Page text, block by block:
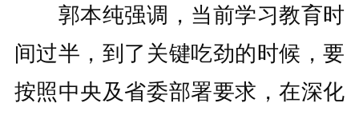
郭本纯强调，当前学习教育时
间过半，到了关键吃劲的时候，要
按照中央及省委部署要求，在深化